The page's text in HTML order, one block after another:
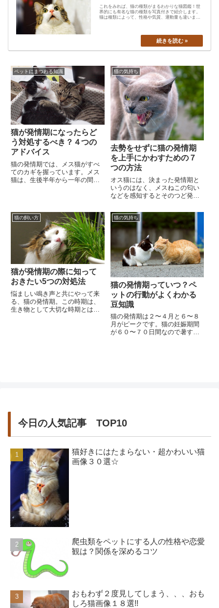
これをみれば、猫の種類がまるわかりな猫図鑑！世
界的にも有名な猫の種類を写真付きで紹介します。
猫は種類によって、性格や気質、運動量も違います
ペットにまつわる知識
猫が発情期になったらど
う対処するべき？４つの
アドバイス
猫の発情期では、メス猫がすべ
てのカギを握っています。メス
猫は、生後半年から一年の間に
猫の気持ち
去勢をせずに猫の発情期
を上手にかわすための７
つの方法
オス猫には、決まった発情期と
いうのはなく、メスねこの匂い
などを感知するとそのつど発情
モードのオスねこは、攻撃性が
増したりお部屋にマー...
猫の飼い方
猫が発情期の際に知って
おきたい5つの対処法
悩ましい鳴き声と共にやって来
る、猫の発情期。この時期は、
生き物として大切な時期とは言
猫の気持ち
猫の発情期っていつ？ペ
ットの行動がよくわかる
豆知識
猫の発情期は２〜４月と６〜８
月がピークです。猫の妊娠期間
が６０〜７０日間なので暑すぎ
今日の人気記事 TOP10
猫好きにはたまらない・超かわいい猫
画像３０選☆
爬虫類をペットにする人の性格や恋愛
観は？関係を深めるコツ
おもわず２度見してしまう、、、おも
しろ猫画像１８選!!